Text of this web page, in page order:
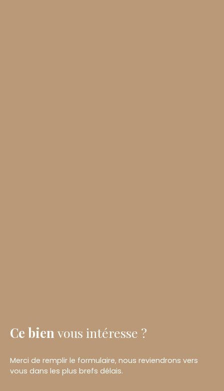
Ce bien vous intéresse ?
Merci de remplir le formulaire, nous reviendrons vers
vous dans les plus brefs délais.